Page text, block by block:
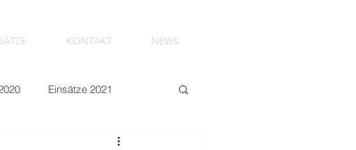
KONTAKT NEWS
Einsätze 2021